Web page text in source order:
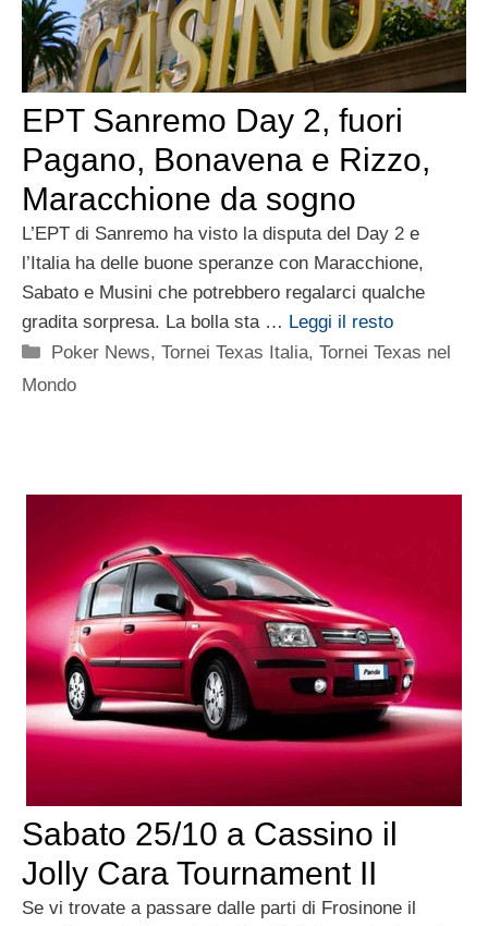
EPT Sanremo Day 2, fuori
Pagano, Bonavena e Rizzo,
Maracchione da sogno
L’EPT di Sanremo ha visto la disputa del Day 2 e
l’Italia ha delle buone speranze con Maracchione,
Sabato e Musini che potrebbero regalarci qualche
gradita sorpresa. La bolla sta … Leggi il resto
Categorie
Poker News,Tornei Texas Italia,Tornei Texas nel
Mondo
Sabato 25/10 a Cassino il
Jolly Cara Tournament II
Se vi trovate a passare dalle parti di Frosinone il